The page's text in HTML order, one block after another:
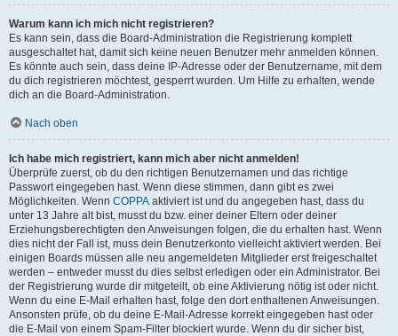
Warum kann ich mich nicht registrieren?
Es kann sein, dass die Board-Administration die Registrierung komplett
ausgeschaltet hat, damit sich keine neuen Benutzer mehr anmelden können.
Es könnte auch sein, dass deine IP-Adresse oder der Benutzername, mit dem
du dich registrieren möchtest, gesperrt wurden. Um Hilfe zu erhalten, wende
dich an die Board-Administration.
Nach oben
Ich habe mich registriert, kann mich aber nicht anmelden!
Überprüfe zuerst, ob du den richtigen Benutzernamen und das richtige
Passwort eingegeben hast. Wenn diese stimmen, dann gibt es zwei
Möglichkeiten. Wenn COPPA aktiviert ist und du angegeben hast, dass du
unter 13 Jahre alt bist, musst du bzw. einer deiner Eltern oder deiner
Erziehungsberechtigten den Anweisungen folgen, die du erhalten hast. Wenn
dies nicht der Fall ist, muss dein Benutzerkonto vielleicht aktiviert werden. Bei
einigen Boards müssen alle neu angemeldeten Mitglieder erst freigeschaltet
werden – entweder musst du dies selbst erledigen oder ein Administrator. Bei
der Registrierung wurde dir mitgeteilt, ob eine Aktivierung nötig ist oder nicht.
Wenn du eine E-Mail erhalten hast, folge den dort enthaltenen Anweisungen.
Ansonsten prüfe, ob du deine E-Mail-Adresse korrekt eingegeben hast oder
die E-Mail von einem Spam-Filter blockiert wurde. Wenn du dir sicher bist,